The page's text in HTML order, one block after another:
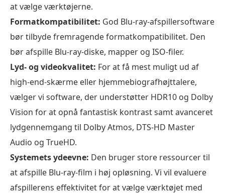
software
Sådan
tester
og
vælger
vi
den
bedste
Blu-
ray-
afspillersoftware
Top
1.
at vælge værktøjerne.
Formatkompatibilitet: God Blu-ray-afspillersoftware
bør tilbyde fremragende formatkompatibilitet. Den
bør afspille Blu-ray-diske, mapper og ISO-filer.
Lyd- og videokvalitet: For at få mest muligt ud af
high-end-skærme eller hjemmebiografhøjttalere,
vælger vi software, der understøtter HDR10 og Dolby
Vision for at opnå fantastisk kontrast samt avanceret
lydgennemgang til Dolby Atmos, DTS-HD Master
Audio og TrueHD.
Systemets ydeevne: Den bruger store ressourcer til
at afspille Blu-ray-film i høj opløsning. Vi vil evaluere
afspillerens effektivitet for at vælge værktøjet med